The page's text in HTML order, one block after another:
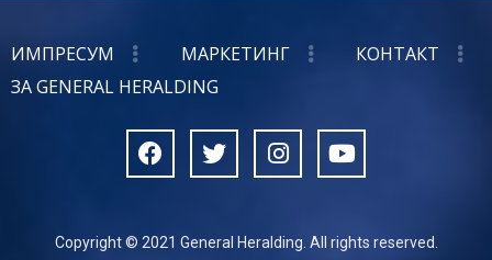
ИМПРЕСУМ МАРКЕТИНГ
КОНТАКТ
ЗА GENERAL HERALDING
Copyright © 2021 General Heralding. All rights reserved.